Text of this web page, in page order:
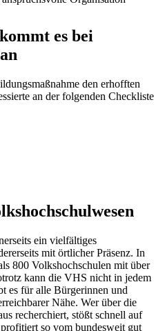
es bei
den erhofften
an der folgenden Checkliste
ein vielfältiges
mit örtlicher Präsenz. In
800 Volkshochschulen mit über
kann die VHS nicht in jedem
es für alle Bürgerinnen und
Nähe. Wer über die
recherchiert, stößt schnell auf
so vom bundesweit gut